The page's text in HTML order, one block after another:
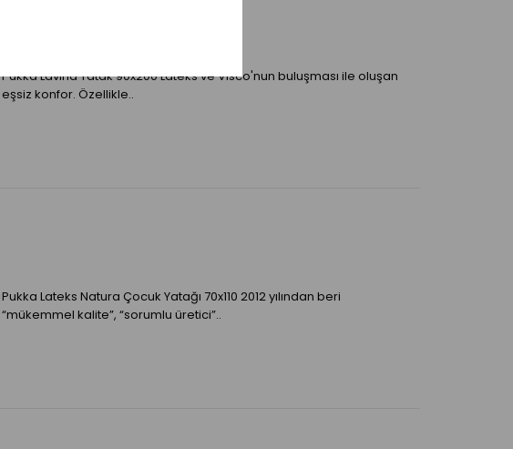
Pukka Lavina Yatak 90x200 Lateks ve Visco'nun buluşması ile oluşan
eşsiz konfor. Özellikle..
Pukka Lateks Natura Çocuk Yatağı 70x110 2012 yılından beri
“mükemmel kalite”, “sorumlu üretici”..